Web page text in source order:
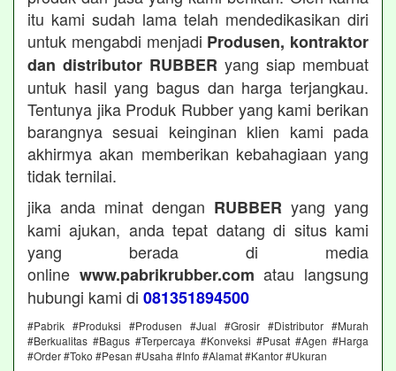
itu kami sudah lama telah mendedikasikan diri
untuk mengabdi menjadi Produsen, kontraktor
dan distributor RUBBER yang siap membuat
untuk hasil yang bagus dan harga terjangkau.
Tentunya jika Produk Rubber yang kami berikan
barangnya sesuai keinginan klien kami pada
akhirmya akan memberikan kebahagiaan yang
tidak ternilai.
jika anda minat dengan RUBBER yang yang
kami ajukan, anda tepat datang di situs kami
yang berada di media
online www.pabrikrubber.com atau langsung
hubungi kami di 081351894500
#Pabrik #Produksi #Produsen #Jual #Grosir #Distributor #Murah
#Berkualitas #Bagus #Terpercaya #Konveksi #Pusat #Agen #Harga
#Order #Toko #Pesan #Usaha #Info #Alamat #Kantor #Ukuran